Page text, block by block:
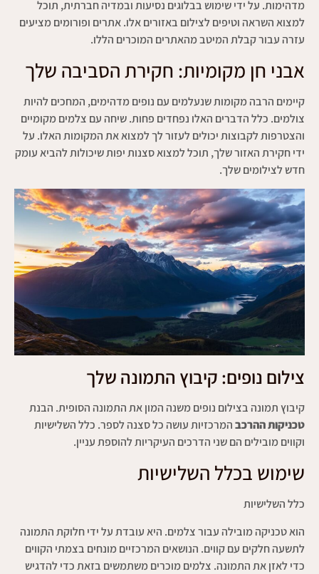
מדהימות. על ידי שימוש בבלוגים נסיעות ובמדיה חברתית, תוכל
למצוא השראה וטיפים לצילום באזורים אלו. אתרים ופורומים מציעים
עזרה עבור קבלת המיטב מהאתרים המוכרים הללו.
אבני חן מקומיות: חקירת הסביבה שלך
קיימים הרבה מקומות שנעלמים עם נופים מדהימים, המחכים להיות
צולמים. כלל הדברים האלו נפחדים פחות. שיחה עם צלמים מקומיים
והצטרפות לקבוצות יכולים לעזור לך למצוא את המקומות האלו. על
ידי חקירת האזור שלך, תוכל למצוא סצנות יפות שיכולות להביא עומק
חדש לצילומים שלך.
צילום נופים: קיבוץ התמונה שלך
קיבוץ תמונה בצילום נופים משנה המון את התמונה הסופית. הבנת
טכניקות ההרכבהמרכזיות עושה כל סצנה לספר. כלל השלישיות
וקווים מובילים הם שני הדרכים העיקריות להוספת עניין.
שימוש בכלל השלישיות
כלל השלישיות
הוא טכניקה מובילה עבור צלמים. היא עובדת על ידי חלוקת התמונה
לתשעה חלקים עם קווים. הנושאים המרכזיים מונחים בצמתי הקווים
כדי לאזן את התמונה. צלמים מוכרים משתמשים בזאת כדי להדגיש